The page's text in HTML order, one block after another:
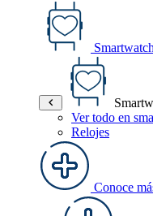
Smartwatch
Ver todo en
Relojes
Conoce